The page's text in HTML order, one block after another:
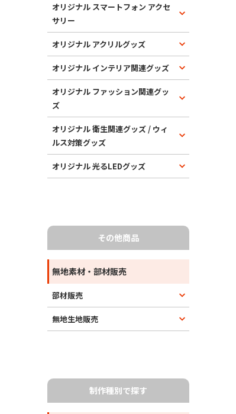
オリジナル スマートフォン アクセ
サリー
オリジナル アクリルグッズ
オリジナル インテリア関連グッズ
オリジナル ファッション関連グッ
ズ
オリジナル 衛生関連グッズ / ウィ
ルス対策グッズ
オリジナル 光るLEDグッズ
その他商品
無地素材・部材販売
部材販売
無地生地販売
制作種別で探す